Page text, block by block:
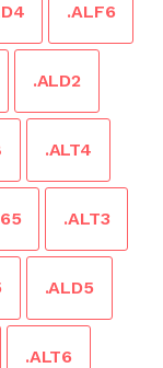
.ALF6
.ALD2
.ALT4
.ALT3
.ALD5
.ALT6